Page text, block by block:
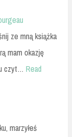
ze mną książka
mam okazję
czyt… Read
marzyłeś